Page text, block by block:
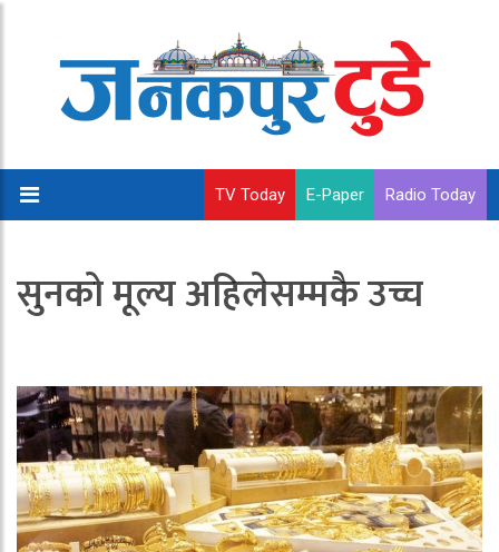
TV Today E-Paper Radio Today
सुनको मूल्य अहिलेसम्मकै उच्च